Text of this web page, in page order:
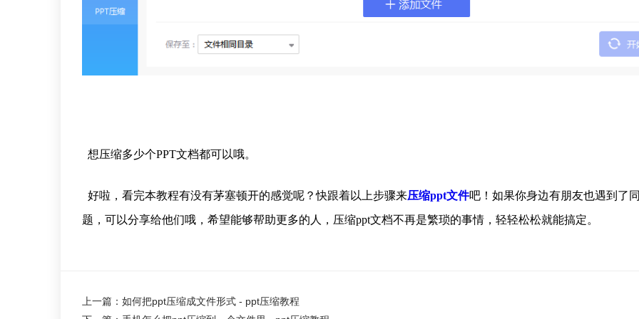
想压缩多少个PPT文档都可以哦。
好啦，看完本教程有没有茅塞顿开的感觉呢？快跟着以上步骤来压缩ppt文件吧！如果你身边有朋友也遇到了
题，可以分享给他们哦，希望能够帮助更多的人，压缩ppt文档不再是繁琐的事情，轻轻松松就能搞定。
上一篇：如何把ppt压缩成文件形式 - ppt压缩教程